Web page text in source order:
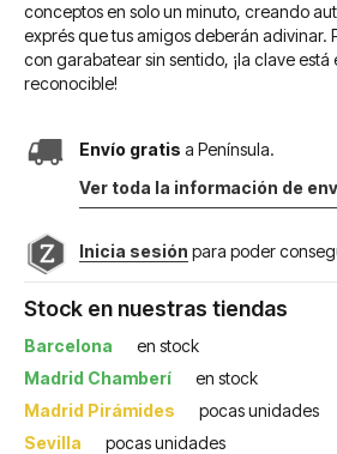
conceptos en solo un minuto, creando
exprés que tus amigos deberán adivinar.
con garabatear sin sentido, ¡la clave está
reconocible!
Envío gratis a Península.
Ver toda la información de
Inicia sesión para poder
Stock en nuestras tiendas
Barcelona
en stock
Madrid Chamberí
en stock
Madrid Pirámides
pocas unidades
Sevilla
pocas unidades